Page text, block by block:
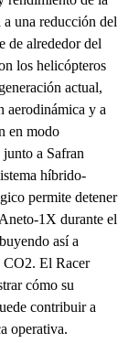
una reducción del
de alrededor del
los helicópteros
actual,
aerodinámica y a
en modo
a Safran
híbrido-
permite detener
1X durante el
así a
CO2. El Racer
cómo su
contribuir a
operativa.